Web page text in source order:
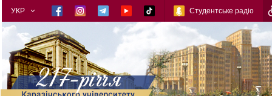
УКР Студентське радіо